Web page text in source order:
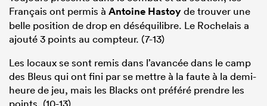
Français ont permis à Antoine Hastoyde trouver une
belle position de drop en déséquilibre. Le Rochelais a
ajouté 3 points au compteur. (7-13)
Les locaux se sont remis dans l’avancée dans le camp
des Bleus qui ont fini par se mettre à la faute à la demi-
heure de jeu, mais les Blacks ont préféré prendre les
points. (10-13)